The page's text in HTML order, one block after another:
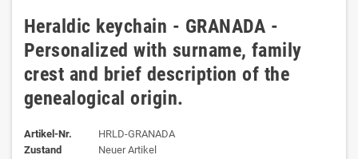
Heraldic keychain - GRANADA -
Personalized with surname, family
crest and brief description of the
genealogical origin.
Artikel-Nr.
HRLD-GRANADA
Zustand
Neuer Artikel